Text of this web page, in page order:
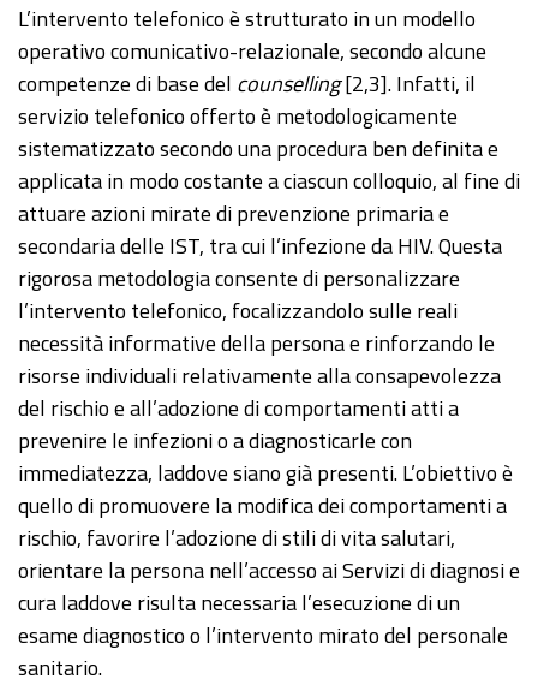
L’intervento telefonico è strutturato in un modello
operativo comunicativo-relazionale, secondo alcune
competenze di base del counselling[2,3]. Infatti, il
servizio telefonico offerto è metodologicamente
sistematizzato secondo una procedura ben definita e
applicata in modo costante a ciascun colloquio, al fine di
attuare azioni mirate di prevenzione primaria e
secondaria delle IST, tra cui l’infezione da HIV. Questa
rigorosa metodologia consente di personalizzare
l’intervento telefonico, focalizzandolo sulle reali
necessità informative della persona e rinforzando le
risorse individuali relativamente alla consapevolezza
del rischio e all’adozione di comportamenti atti a
prevenire le infezioni o a diagnosticarle con
immediatezza, laddove siano già presenti. L’obiettivo è
quello di promuovere la modifica dei comportamenti a
rischio, favorire l’adozione di stili di vita salutari,
orientare la persona nell’accesso ai Servizi di diagnosi e
cura laddove risulta necessaria l’esecuzione di un
esame diagnostico o l’intervento mirato del personale
sanitario.